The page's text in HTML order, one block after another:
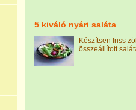
5 kiváló nyári saláta
Készítsen friss
összeállított